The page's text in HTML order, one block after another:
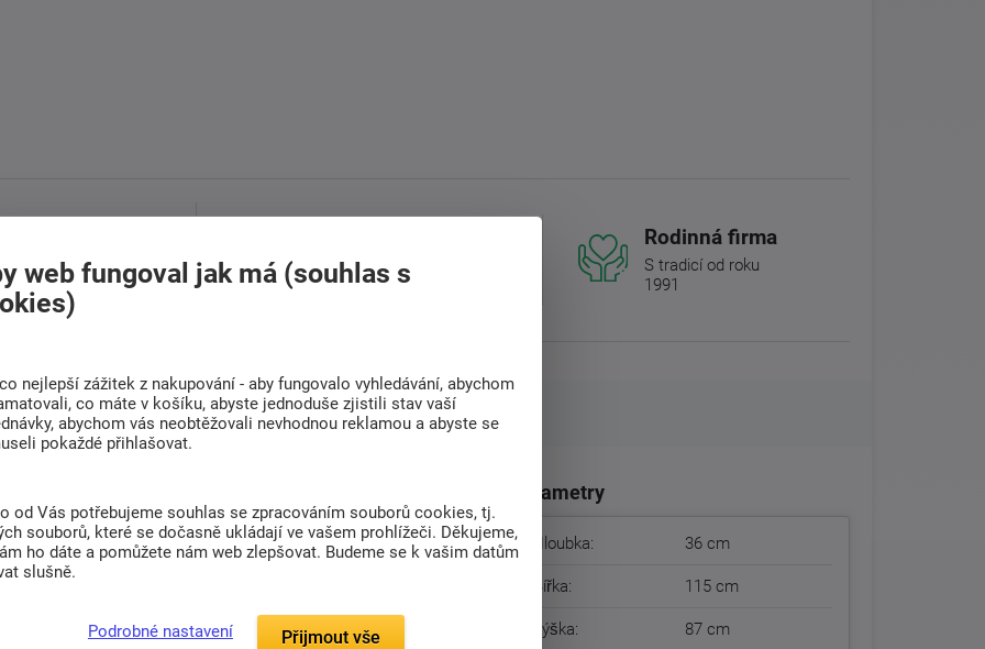
Doprava
Při nákupu nad 6 000
Kč
výběrem
Najděte vhodnou matraci
Rodinná firma
S tradicí od roku
1991
zásuvek, což zajišťuje dostatek místa pro
Díky svým rozměrům 115 cm (šířka) x 87 cm
ale zároveň poskytuje dostatečný
Parametry
Hloubka: 36 cm
Šířka: 115 cm
Výška: 87 cm
web fungoval jak má (souhlas s
nejlepší zážitek z nakupování - aby fungovalo vyhledávání, abychom
co máte v košíku, abyste jednoduše zjistili stav vaší
abychom vás neobtěžovali nevhodnou reklamou a abyste se
pokaždé přihlašovat.
od Vás potřebujeme souhlas se zpracováním souborů cookies, tj.
souborů, které se dočasně ukládají ve vašem prohlížeči. Děkujeme,
ho dáte a pomůžete nám web zlepšovat. Budeme se k vašim datům
slušně.
Podrobné nastavení Přijmout vše